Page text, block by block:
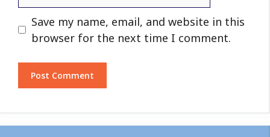
Website
Save my name, email, and website in this
browser for the next time I comment.